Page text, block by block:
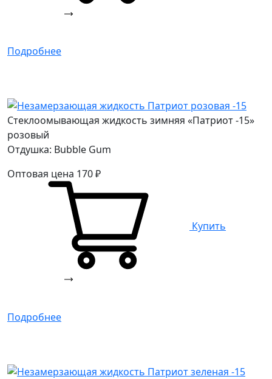
Подробнее
Стеклоомывающая жидкость зимняя «Патриот -15»
розовый
Отдушка: Bubble Gum
Оптовая цена 170₽
Купить
Подробнее